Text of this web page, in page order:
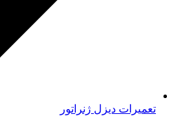
تعمیرات دیزل ژنراتور